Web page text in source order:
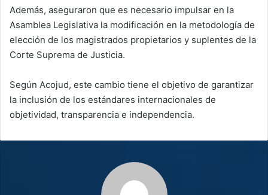
Además, aseguraron que es necesario impulsar en la
Asamblea Legislativa la modificación en la metodología de
elección de los magistrados propietarios y suplentes de la
Corte Suprema de Justicia.
Según Acojud, este cambio tiene el objetivo de garantizar
la inclusión de los estándares internacionales de
objetividad, transparencia e independencia.